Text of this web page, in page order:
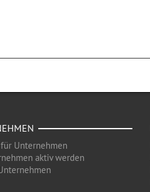
Unternehmen
aktiv werden